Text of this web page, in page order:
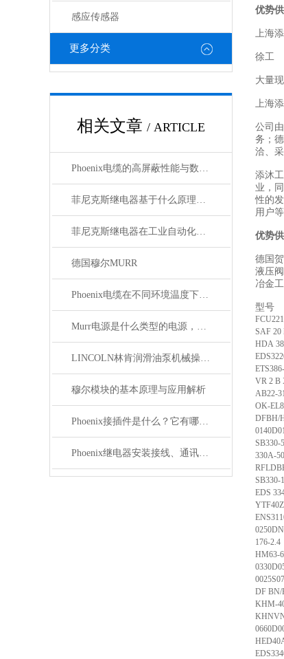
感应传感器
更多分类
相关文章 / ARTICLE
Phoenix电缆的高屏蔽性能与数据传输优势
菲尼克斯继电器基于什么原理工作？
菲尼克斯继电器在工业自动化中的作用
德国穆尔MURR
Phoenix电缆在不同环境温度下的性能表现如何？
Murr电源是什么类型的电源，主要用于哪些领域？
LINCOLN林肯润滑油泵机械操作原理
穆尔模块的基本原理与应用解析
Phoenix接插件是什么？它有哪些应用？
Phoenix继电器安装接线、通讯集成与故障诊断指南
优势
上海
徐工
大量
上海
公司
务；
洽、
添沐
业，
性的
用户
优势
德国
液压
冶金
型号
SAF 20
HDA
VR 2 B
AB22-
OK-
DFBH/
SB330-
330A-
SB330-
EDS
176-2.4
HM63-
DF BN/
KHM-